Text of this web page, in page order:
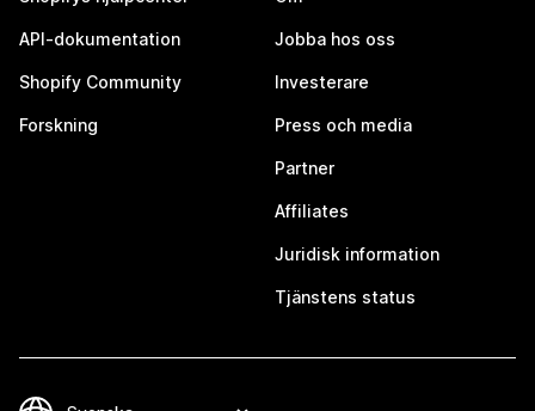
API-dokumentation
Shopify Community
Forskning
Jobba hos oss
Investerare
Press och media
Partner
Affiliates
Juridisk information
Tjänstens status